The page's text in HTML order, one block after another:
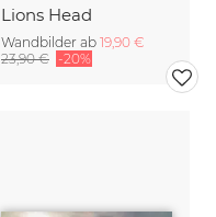
Lions Head
Wandbilder ab 19,90 €
23,90 € -20%